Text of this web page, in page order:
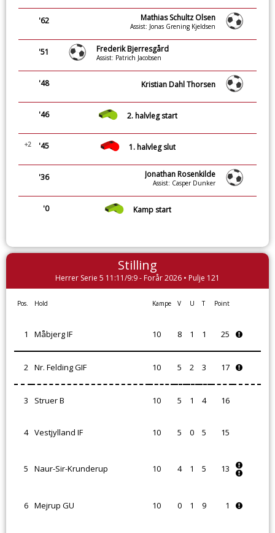
'62 Mathias Schultz Olsen
Assist: Jonas Grening Kjeldsen
'51 Frederik Bjerresgård
Assist: Patrich Jacobsen
'48 Kristian Dahl Thorsen
'46 2. halvleg start
'45
+2 1. halvleg slut
'36 Jonathan Rosenkilde
Assist: Casper Dunker
'0 Kamp start
Stilling
Herrer Serie 5 11:11/9:9 - Forår 2026 • Pulje 121
Pos. Hold Kampe V U T Point
1 Måbjerg IF 10 8 1 1 25
2 Nr. Felding GIF 10 5 2 3 17
3 Struer B 10 5 1 4 16
4 Vestjylland IF 10 5 0 5 15
5 Naur-Sir-Krunderup 10 4 1 5 13
6 Mejrup GU 10 0 1 9 1